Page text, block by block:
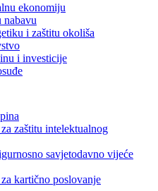
ekonomiju
nabavu
i zaštitu okoliša
i investicije
zaštitu intelektualnog
savjetodavno vijeće
kartično poslovanje